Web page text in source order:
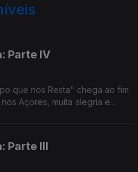
Parte IV
que nos Resta" chega ao fim
Açores, muita alegria e
Parte III